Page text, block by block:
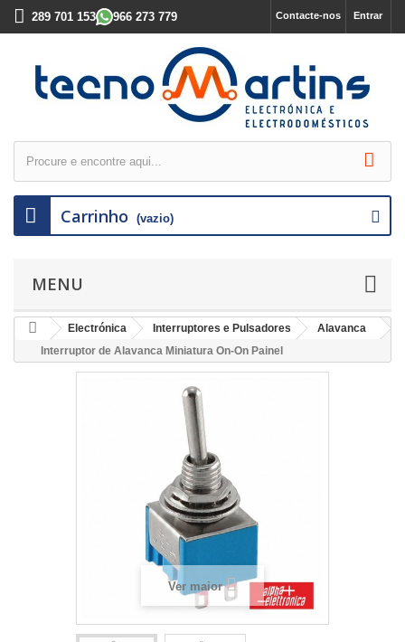
Entrar
Contacte-nos
289 701 153 966 273 779
Carrinho (vazio)
MENU
Electrónica Interruptores e Pulsadores
Alavanca
Interruptor de Alavanca Miniatura On-On Painel
Ver maior